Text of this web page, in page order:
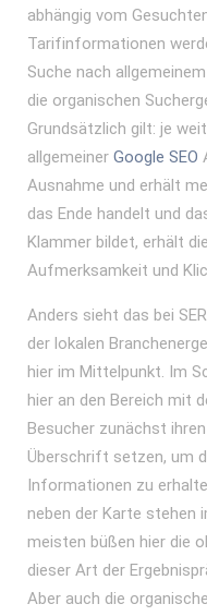
abhängig vom
Tarifinformationen
Suche nach
die organischen
Grundsätzlich gilt: je
allgemeiner Google SEO
Ausnahme und erhält
das Ende handelt und
Klammer bildet, erhält
Aufmerksamkeit und
Anders sieht das bei
der lokalen
hier im Mittelpunkt. Im
hier an den Bereich mit
Besucher zunächst
Überschrift setzen, um
Informationen zu
neben der Karte stehen
meisten büßen hier die
dieser Art der
Aber auch die